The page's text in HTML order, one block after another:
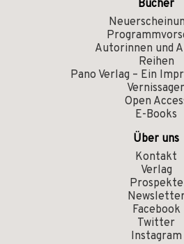
Bücher
Autorinnen und
Reihen
Pano Verlag – Ein
Open
E-Books
Über uns
Kontakt
Verlag
Prospekte
Facebook
Twitter
Instagram